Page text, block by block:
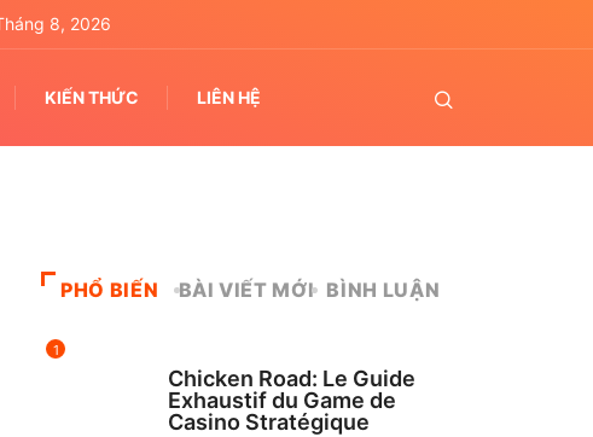
8, 2026
KIẾN THỨC LIÊN HỆ
PHỔ BIẾN BÀI VIẾT MỚI BÌNH LUẬN
1
Chicken Road: Le Guide
Exhaustif du Game de
Casino Stratégique